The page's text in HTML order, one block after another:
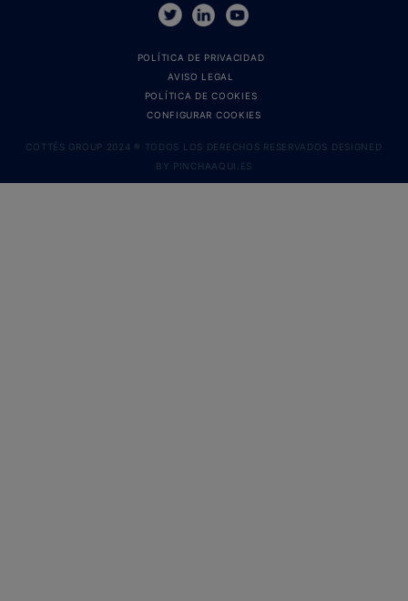
POLÍTICA DE PRIVACIDAD
AVISO LEGAL
POLÍTICA DE COOKIES
CONFIGURAR COOKIES
COTTÉS GROUP 2024 ® TODOS LOS DERECHOS RESERVADOS DESIGNED
BY PINCHAAQUI.ES